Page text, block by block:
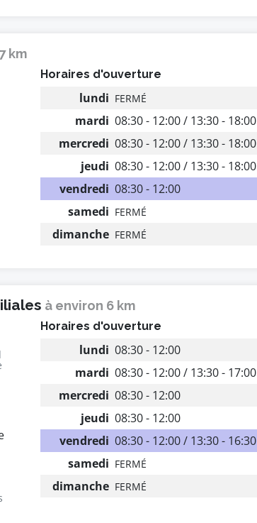
km
Horaires d'ouverture
lundi FERMÉ
mardi 08:30 - 12:00 / 13:30 - 18:00
mercredi 08:30 - 12:00 / 13:30 - 18:00
jeudi 08:30 - 12:00 / 13:30 - 18:00
vendredi 08:30 - 12:00
samedi FERMÉ
dimanche FERMÉ
à environ 6 km
Horaires d'ouverture
lundi 08:30 - 12:00
mardi 08:30 - 12:00 / 13:30 - 17:00
mercredi 08:30 - 12:00
jeudi 08:30 - 12:00
vendredi 08:30 - 12:00 / 13:30 - 16:30
samedi FERMÉ
dimanche FERMÉ